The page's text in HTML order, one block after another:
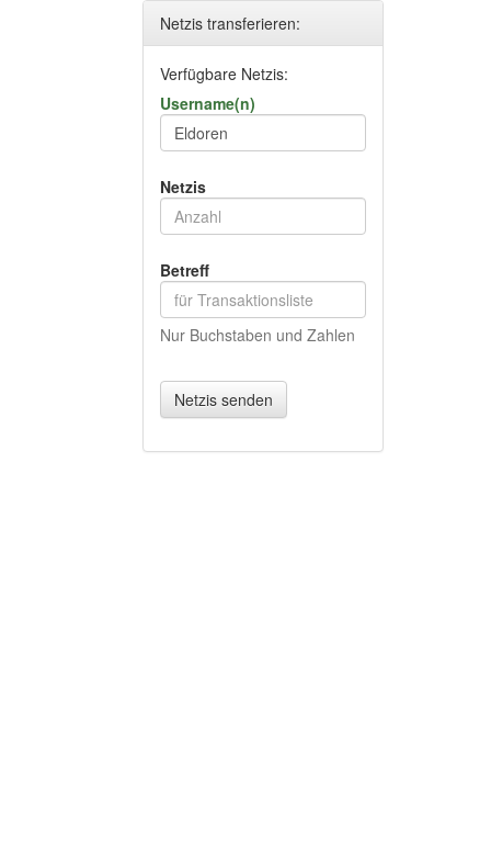
Netzis transferieren:
Verfügbare Netzis:
Username(n)
Netzis
Betreff
Nur Buchstaben und Zahlen